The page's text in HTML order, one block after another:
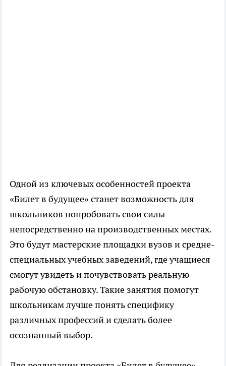
Одной из ключевых особенностей проекта
«Билет в будущее» станет возможность для
школьников попробовать свои силы
непосредственно на производственных местах.
Это будут мастерские площадки вузов и средне-
специальных учебных заведений, где учащиеся
смогут увидеть и почувствовать реальную
рабочую обстановку. Такие занятия помогут
школьникам лучше понять специфику
различных профессий и сделать более
осознанный выбор.